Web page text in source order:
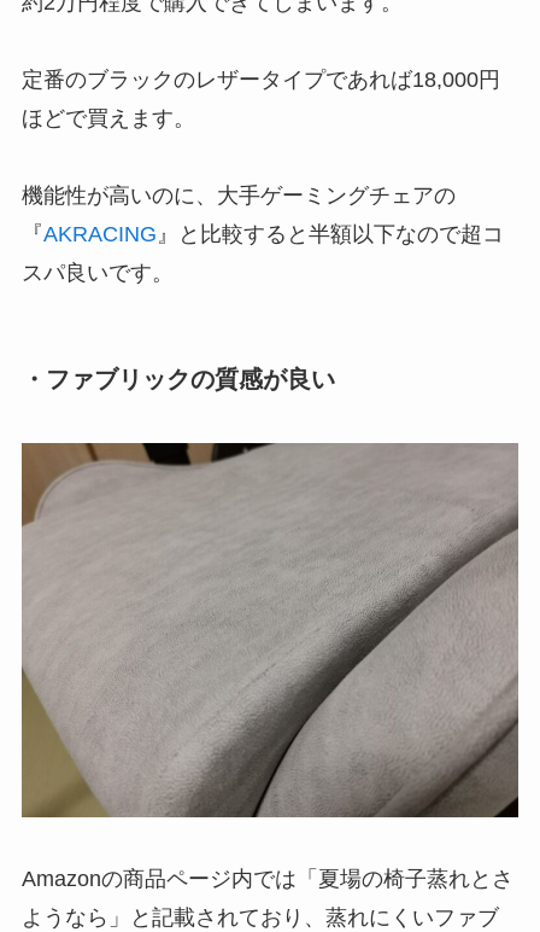
定番のブラックのレザータイプであれば18,000円
ほどで買えます。
機能性が高いのに、大手ゲーミングチェアの
『AKRACING 』と比較すると半額以下なので超コ
スパ良いです。
・ファブリックの質感が良い
Amazonの商品ページ内では「夏場の椅子蒸れとさ
ようなら」と記載されており、蒸れにくいファブ